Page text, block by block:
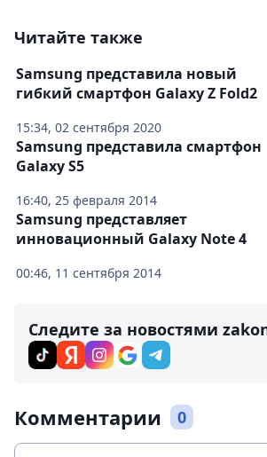
Читайте также
15:34, 02 сентября 2020
Samsung представила новый
гибкий смартфон Galaxy Z Fold2
16:40, 25 февраля 2014
Samsung представила смартфон
Galaxy S5
00:46, 11 сентября 2014
Samsung представляет
инновационный Galaxy Note 4
Следите за новостями
Комментарии 0